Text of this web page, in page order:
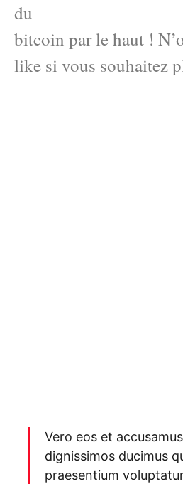
du
bitcoin par le haut !
like si vous souhaitez
Vero eos et
dignissimos ducimus
praesentium